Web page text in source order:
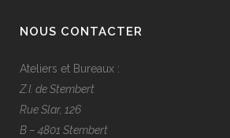
NOUS CONTACTER
Ateliers et Bureaux :
Z.I. de Stembert
Rue Slar, 126
B – 4801 Stembert